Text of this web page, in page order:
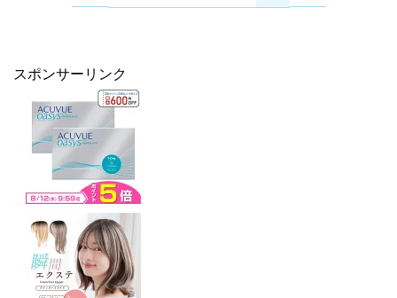
スポンサーリンク